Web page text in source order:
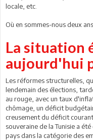
locale, etc.
Où en sommes-nous deux
La situation
aujourd'hui
Les réformes structurelles,
lendemain des élections,
au rouge, avec un taux
chômage, un déficit
creusement du déficit
souveraine de la Tunisie a
pays dans la catégorie des